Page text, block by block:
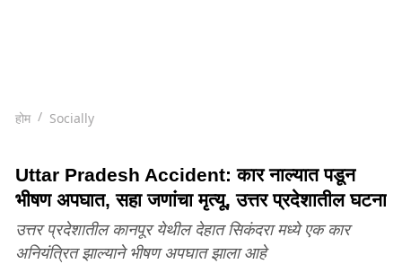
होम Socially
Uttar Pradesh Accident: कार नाल्यात पडून
भीषण अपघात, सहा जणांचा मृत्यू, उत्तर प्रदेशातील घटना
उत्तर प्रदेशातील कानपूर येथील देहात सिकंदरा मध्ये एक कार
अनियंत्रित झाल्याने भीषण अपघात झाला आहे